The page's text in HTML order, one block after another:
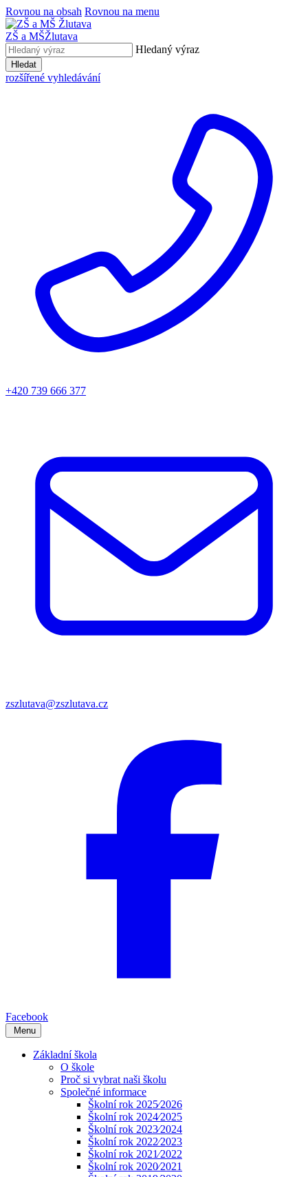
Rovnou na obsah Rovnou na menu
ZŠ a MŠŽlutava
Hledaný výraz
Hledat
rozšířené vyhledávání
+420 739 666 377
zszlutava@zszlutava.cz
Facebook
Menu
Základní škola
O škole
Proč si vybrat naši školu
Společné informace
Školní rok 2025⁄2026
Školní rok 2024⁄2025
Školní rok 2023⁄2024
Školní rok 2022⁄2023
Školní rok 2021⁄2022
Školní rok 2020⁄2021